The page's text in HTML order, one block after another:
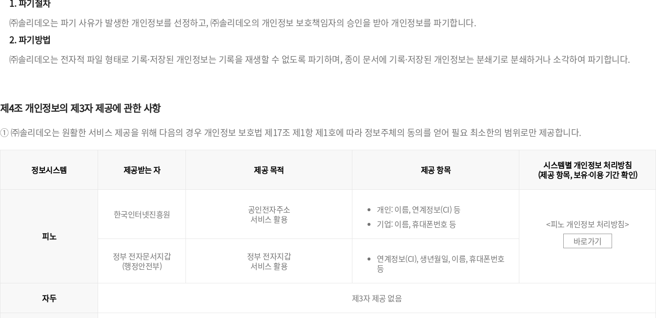
1. 파기절차
㈜솔리데오는 파기 사유가 발생한 개인정보를 선정하고, ㈜솔리데오의 개인정보 보호책임자의 승인을 받아 개인정보를 파기합니다.
2. 파기방법
㈜솔리데오는 전자적 파일 형태로 기록·저장된 개인정보는 기록을 재생할 수 없도록 파기하며, 종이 문서에 기록·저장된 개인정보는 분쇄기로 분쇄하거나 소각하여 파기합니다.
제4조 개인정보의 제3자 제공에 관한 사항
① ㈜솔리데오는 원활한 서비스 제공을 위해 다음의 경우 개인정보 보호법 제17조 제1항 제1호에 따라 정보주체의 동의를 얻어 필요 최소한의 범위로만 제공합니다.
정보시스템 제공받는 자 제공 목적 제공 항목
시스템별 개인정보 처리방침
(제공 항목, 보유·이용 기간 확인)
피노
한국인터넷진흥원
공인전자주소
서비스 활용
개인: 이름, 연계정보(CI) 등
기업: 이름, 휴대폰번호 등
<피노 개인정보 처리방침>
바로가기
정부 전자문서지갑
(행정안전부)
정부 전자지갑
서비스 활용
연계정보(CI), 생년월일, 이름, 휴대폰번호
등
자두 제3자 제공 없음